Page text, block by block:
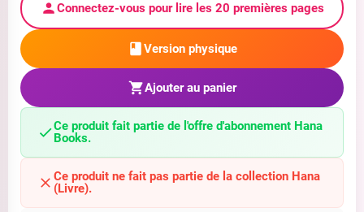
Connectez-vous pour lire les 20 premières pages
Version physique
Ajouter au panier
Ce produit fait partie de l'offre d'abonnement Hana
Books.
Ce produit ne fait pas partie de la collection Hana
(Livre).